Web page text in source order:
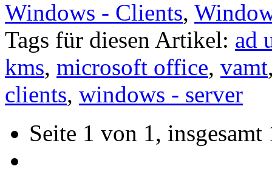
Windows - Clients,
Tags für diesen Artikel: ad
kms, microsoft office, vamt
clients, windows - server
Seite 1 von 1, insgesamt